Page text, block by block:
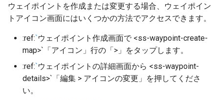
ウェイポイントを作成または変更する場合、ウェイポイン
トアイコン画面にはいくつかの方法でアクセスできます。
:ref:`ウェイポイント作成画面で <ss-waypoint-create-
map>`「アイコン」行の「>」をタップします。
:ref:`ウェイポイントの詳細画面から <ss-waypoint-
details>`「編集 > アイコンの変更」を押してくださ
い。